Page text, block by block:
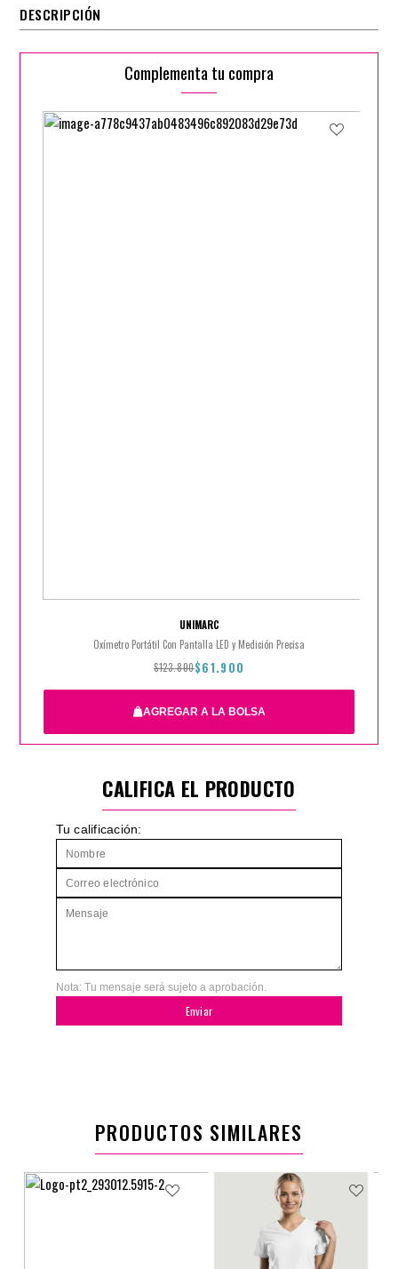
DESCRIPCIÓN
Complementa tu compra
UNIMARC
Oxímetro Portátil Con Pantalla LED y Medición Precisa
$123.800$61.900
AGREGAR A LA BOLSA
$123.800 $61.900
CALIFICA EL PRODUCTO
Tu calificación:
Nota: Tu mensaje será sujeto a aprobación.
Enviar
PRODUCTOS SIMILARES